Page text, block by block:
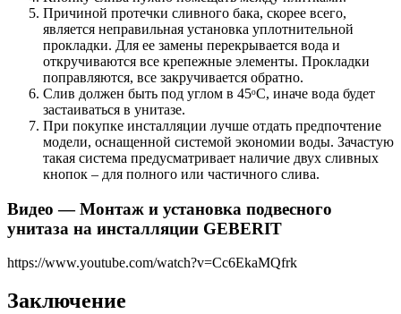
Причиной протечки сливного бака, скорее всего,
является неправильная установка уплотнительной
прокладки. Для ее замены перекрывается вода и
откручиваются все крепежные элементы. Прокладки
поправляются, все закручивается обратно.
Слив должен быть под углом в 45ᵒС, иначе вода будет
застаиваться в унитазе.
При покупке инсталляции лучше отдать предпочтение
модели, оснащенной системой экономии воды. Зачастую
такая система предусматривает наличие двух сливных
кнопок – для полного или частичного слива.
Видео — Монтаж и установка подвесного
унитаза на инсталляции GEBERIT
https://www.youtube.com/watch?v=Cc6EkaMQfrk
Заключение